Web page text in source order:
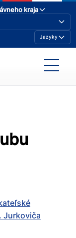
kraja
Jazyky
Jurkoviča